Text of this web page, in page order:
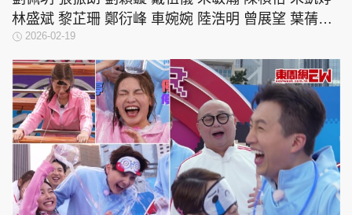
林盛斌 黎芷珊 鄭衍峰 車婉婉 陸浩明 曾展望 葉蒨文|
祝大家新年快樂！馬上發財！
2026-02-19